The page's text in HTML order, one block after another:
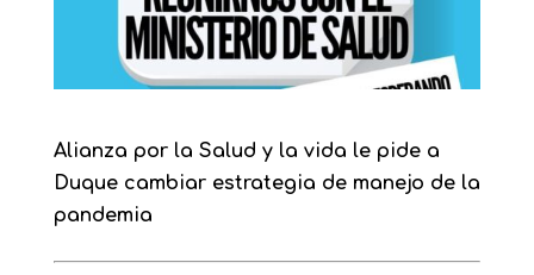
Alianza por la Salud y la vida le pide a
Duque cambiar estrategia de manejo de la
pandemia